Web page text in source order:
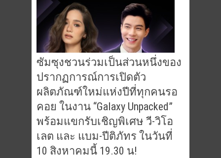
ซัมซุงชวนร่วมเป็นส่วนหนึ่งของ
ปรากฏการณ์การเปิดตัว
ผลิตภัณฑ์ใหม่แห่งปีที่ทุกคนรอ
คอย ในงาน “Galaxy Unpacked”
พร้อมแขกรับเชิญพิเศษ วี-วิโอ
เลต และ แบม-ปีติภัทร ในวันที่
10 สิงหาคมนี้ 19.30 น!